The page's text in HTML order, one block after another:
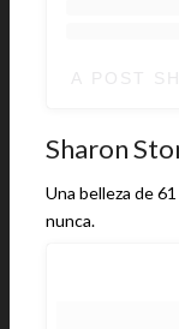
Sharon
Una belleza de
nunca.